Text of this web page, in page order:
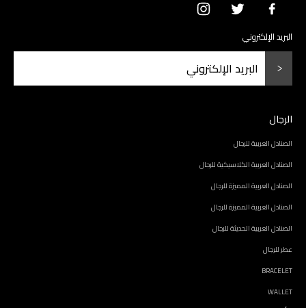
الرجال
الصنادل العربية للرجال
الصنادل العربية الكلاسيكية للرجال
الصنادل العربية المميزة للرجال
الصنادل العربية المميزة للرجال
الصنادل العربية الحديثة للرجال
عطر للرجال
BRACELET
WALLET
البريد الإلكتروني